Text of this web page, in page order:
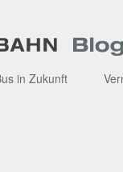
in Zukunft